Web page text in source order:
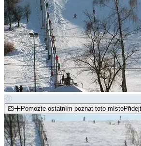
Pomozte ostatním poznat toto místo